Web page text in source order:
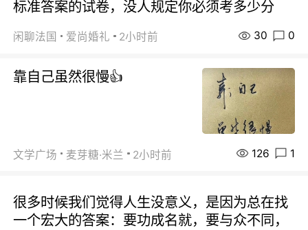
标准答案的试卷，没人规定你必须考多少分
闲聊法国 爱尚婚礼 2小时前 30 0
靠自己虽然很慢👍
文学广场 麦芽糖·米兰 2小时前 126 1
很多时候我们觉得人生没意义，是因为总在找
一个宏大的答案：要功成名就，要与众不同，